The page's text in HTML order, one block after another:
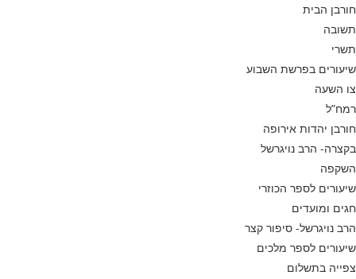
חורבן הבית
תשובה
תשרי
שיעורים בפרשת השבוע
צו השעה
רמח”ל
חורבן יהדות אירופה
בקצרה- הרב נויגרשל
השקפה
שיעורים לספר הכוזרי
חגים ומועדים
הרב נויגרשל- סיפור קצר
שיעורים לספר מלכים
צפייה בתשלום